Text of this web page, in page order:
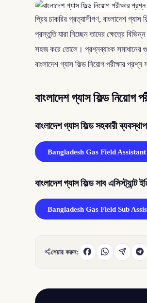
প্রিয় চাকরির প্রত্যাশীগণ, বাংলাদেশ
প্রস্তুতি যারা নিচ্ছেন তাদের ক্ষেত্রে
সহজ করে তোলে। প্রশ্নব্যাংক সমাধানের
বাংলাদেশ গ্যাস ফিল্ড নিয়োগ পরীক্ষার
বাংলাদেশ গ্যাস ফিল্ড
বাংলাদেশ গ্যাস ফিল্ড সহকারী
Bangladesh Gas Field
বাংলাদেশ গ্যাস ফিল্ড সাব
Bangladesh Gas Field Sub
শেয়ার করুন: